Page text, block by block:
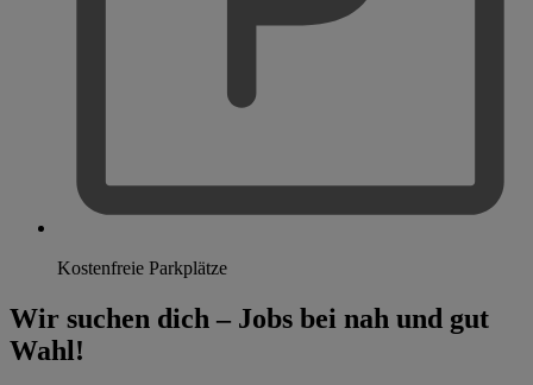
Kostenfreie Parkplätze
Wir suchen dich – Jobs bei nah und gut
Wahl!